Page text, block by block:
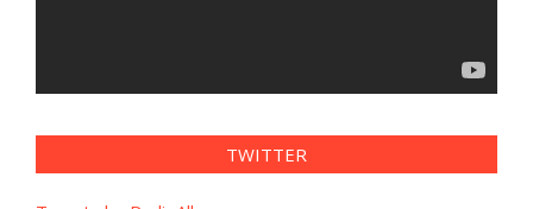
TWITTER